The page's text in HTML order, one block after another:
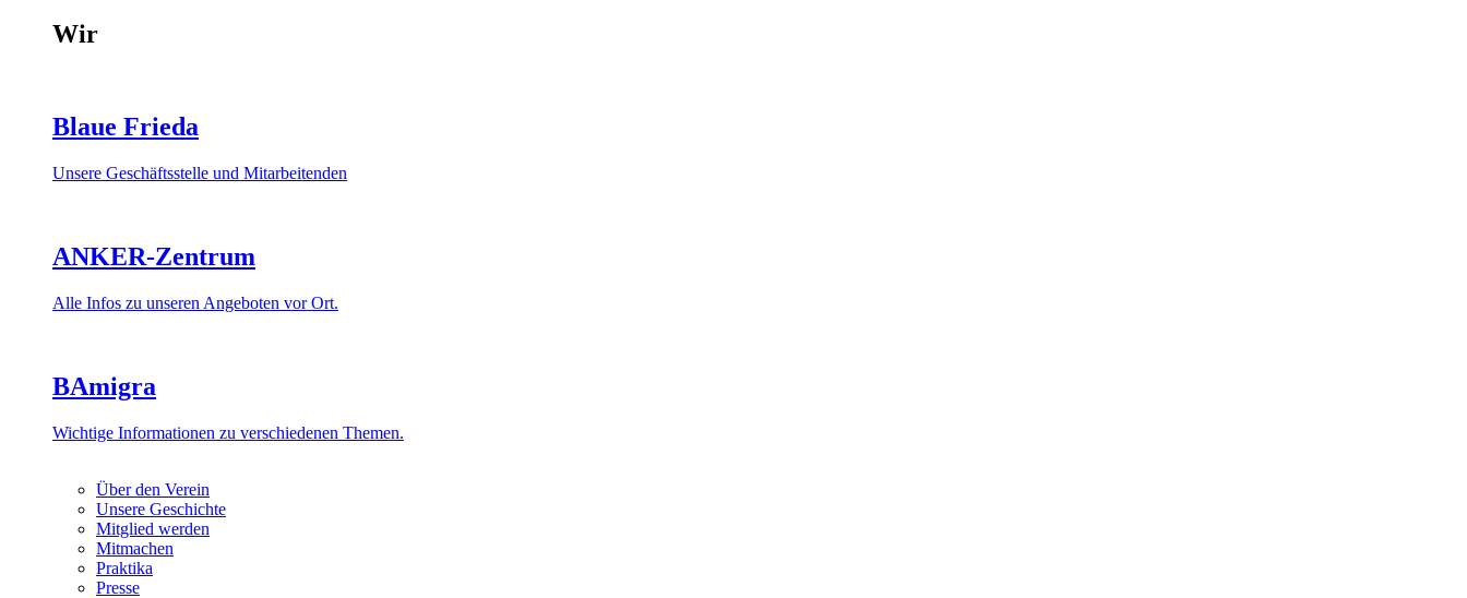
Wir
Blaue Frieda
Unsere Geschäftsstelle und Mitarbeitenden
ANKER-Zentrum
Alle Infos zu unseren Angeboten vor Ort.
BAmigra
Wichtige Informationen zu verschiedenen Themen.
Über den Verein
Unsere Geschichte
Mitglied werden
Mitmachen
Praktika
Presse